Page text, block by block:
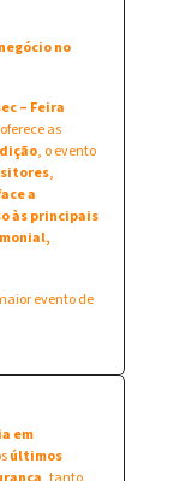
no
– Feira
oferece as
, o evento
,
a
às principais
evento de
em
últimos